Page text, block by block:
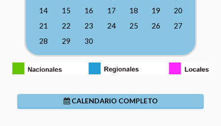
14
15 16 17 18 19
20
21
22 23 24 25 26
27
28
29 30
CALENDARIO COMPLETO